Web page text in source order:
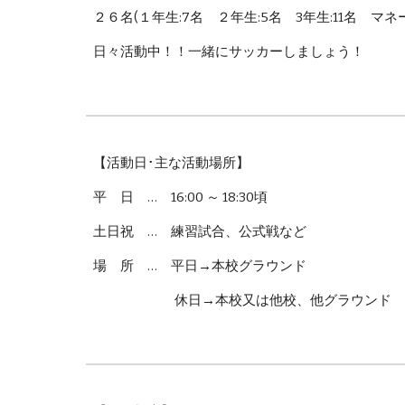
２６名(１年生:7名 ２年生:5名 3年生:11名 マネ
日々活動中！！一緒にサッカーしましょう！
【活動日･主な活動場所】
平 日 … 16:00 ～ 18:30頃
土日祝 … 練習試合、公式戦など
場 所 … 平日→本校グラウンド
休日→本校又は他校、他グラウンド